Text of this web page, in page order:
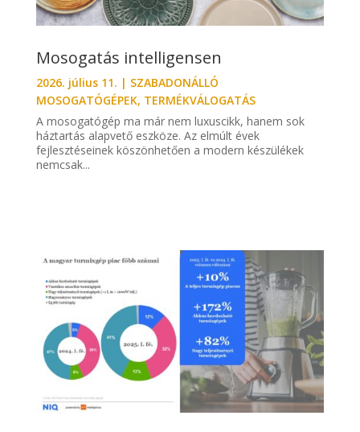
Mosogatás intelligensen
2026. július 11. | SZABADONÁLLÓ
MOSOGATÓGÉPEK, TERMÉKVÁLOGATÁS
A mosogatógép ma már nem luxuscikk, hanem sok
háztartás alapvető eszköze. Az elmúlt évek
fejlesztéseinek köszönhetően a modern készülékek
nemcsak...